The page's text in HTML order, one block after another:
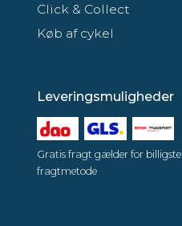
Click & Collect
Køb af cykel
Leveringsmuligheder
Gratis fragt gælder for billigste
fragtmetode